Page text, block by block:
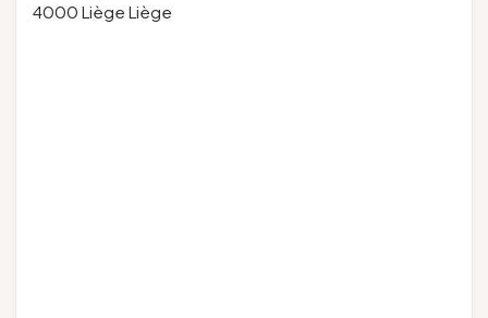
4000 Liège Liège